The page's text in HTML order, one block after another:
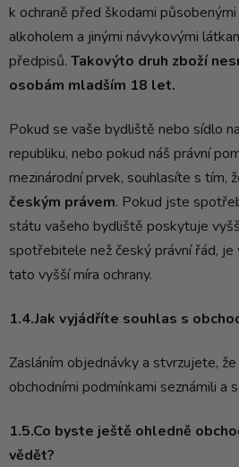
k ochraně před škodami
alkoholem a jinými návykovými
předpisů. Takovýto druh zboží
osobám mladším 18 let.
Pokud se vaše bydliště nebo sídlo
republiku, nebo pokud náš právní
mezinárodní prvek, souhlasíte s tím,
českým právem. Pokud jste
státu vašeho bydliště poskytuje
spotřebitele než český právní řád,
tato vyšší míra ochrany.
1.4.Jak vyjádříte souhlas s
Zasláním objednávky a stvrzujete,
obchodními podmínkami seznámili a
1.5.Co byste ještě ohledně
vědět?